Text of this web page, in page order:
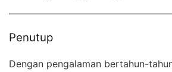
Penutup
Dengan pengalaman bertahun-